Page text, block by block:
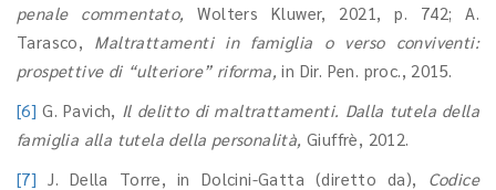
penale commentato,Wolters Kluwer, 2021, p. 742; A.
Tarasco, Maltrattamenti in famiglia o verso conviventi:
prospettive di “ulteriore” riforma,in Dir. Pen. proc., 2015.
[6] G. Pavich, Il delitto di maltrattamenti. Dalla tutela della
famiglia alla tutela della personalità, Giuffrè, 2012.
[7] J. Della Torre, in Dolcini-Gatta (diretto da), Codice